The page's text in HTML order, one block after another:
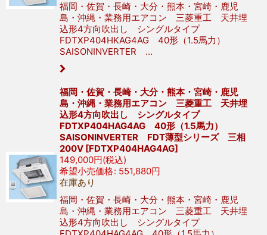
福岡・佐賀・長崎・大分・熊本・宮崎・鹿児
島・沖縄・業務用エアコン 三菱重工 天井埋
込形4方向吹出し シングルタイプ
FDTXP404HKAG4AG 40形（1.5馬力）
SAISONINVERTER …
福岡・佐賀・長崎・大分・熊本・宮崎・鹿児
島・沖縄・業務用エアコン 三菱重工 天井埋
込形4方向吹出し シングルタイプ
FDTXP404HAG4AG 40形（1.5馬力）
SAISONINVERTER FDT薄型シリーズ 三相
200V [FDTXP404HAG4AG]
149,000円(税込)
希望小売価格: 551,880円
在庫あり
福岡・佐賀・長崎・大分・熊本・宮崎・鹿児
島・沖縄・業務用エアコン 三菱重工 天井埋
込形4方向吹出し シングルタイプ